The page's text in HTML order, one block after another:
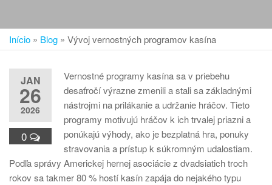
Início » Blog » Vývoj vernostných programov kasína
JAN
26
2026
0
Vernostné programy kasína sa v priebehu
desaťročí výrazne zmenili a stali sa základnými
nástrojmi na prilákanie a udržanie hráčov. Tieto
programy motivujú hráčov k ich trvalej priazni a
ponúkajú výhody, ako je bezplatná hra, ponuky
stravovania a prístup k súkromným udalostiam.
Podľa správy Americkej hernej asociácie z dvadsiatich troch
rokov sa takmer 80 % hostí kasín zapája do nejakého typu